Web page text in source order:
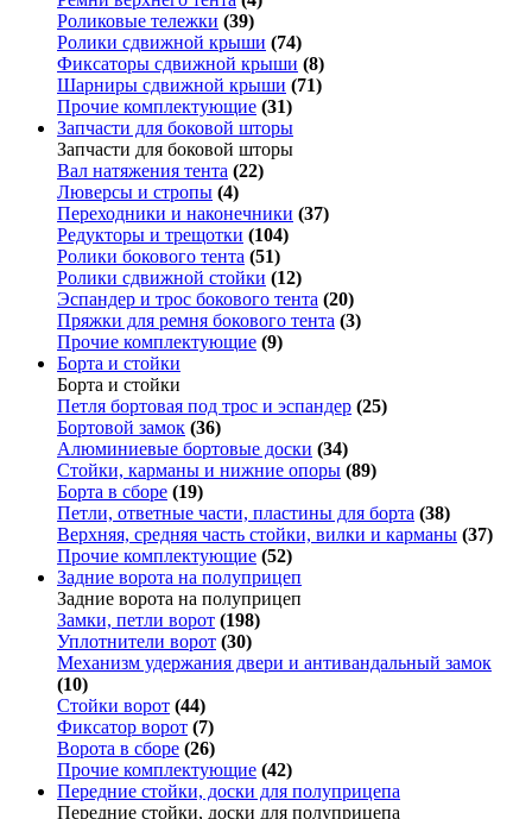
Роликовые тележки (39)
Ролики сдвижной крыши (74)
Фиксаторы сдвижной крыши (8)
Шарниры сдвижной крыши (71)
Прочие комплектующие (31)
Запчасти для боковой шторы
Запчасти для боковой шторы
Вал натяжения тента (22)
Люверсы и стропы (4)
Переходники и наконечники (37)
Редукторы и трещотки (104)
Ролики бокового тента (51)
Ролики сдвижной стойки (12)
Эспандер и трос бокового тента (20)
Пряжки для ремня бокового тента (3)
Прочие комплектующие (9)
Борта и стойки
Борта и стойки
Петля бортовая под трос и эспандер (25)
Бортовой замок (36)
Алюминиевые бортовые доски (34)
Стойки, карманы и нижние опоры (89)
Борта в сборе (19)
Петли, ответные части, пластины для борта (38)
Верхняя, средняя часть стойки, вилки и карманы (37)
Прочие комплектующие (52)
Задние ворота на полуприцеп
Задние ворота на полуприцеп
Замки, петли ворот (198)
Уплотнители ворот (30)
Механизм удержания двери и антивандальный замок
(10)
Стойки ворот (44)
Фиксатор ворот (7)
Ворота в сборе (26)
Прочие комплектующие (42)
Передние стойки, доски для полуприцепа
Передние стойки, доски для полуприцепа